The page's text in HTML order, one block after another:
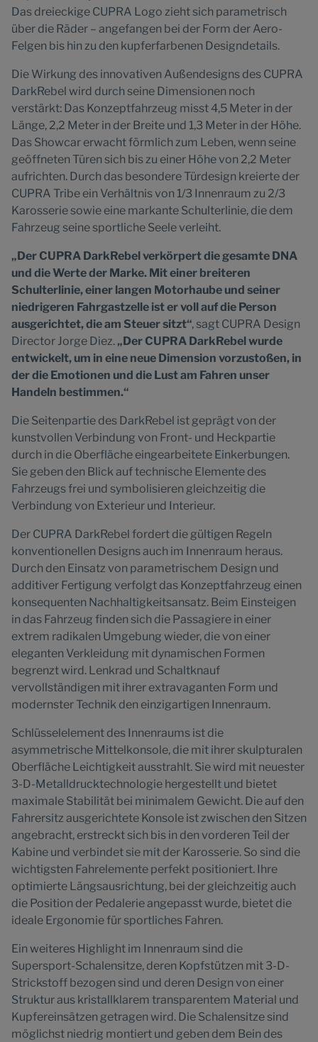
Das dreieckige CUPRA Logo zieht sich parametrisch
über die Räder – angefangen bei der Form der Aero-
Felgen bis hin zu den kupferfarbenen Designdetails.
Die Wirkung des innovativen Außendesigns des CUPRA
DarkRebel wird durch seine Dimensionen noch
verstärkt: Das Konzeptfahrzeug misst 4,5 Meter in der
Länge, 2,2 Meter in der Breite und 1,3 Meter in der Höhe.
Das Showcar erwacht förmlich zum Leben, wenn seine
geöffneten Türen sich bis zu einer Höhe von 2,2 Meter
aufrichten. Durch das besondere Türdesign kreierte der
CUPRA Tribe ein Verhältnis von 1/3 Innenraum zu 2/3
Karosserie sowie eine markante Schulterlinie, die dem
Fahrzeug seine sportliche Seele verleiht.
„Der CUPRA DarkRebel verkörpert die gesamte DNA
und die Werte der Marke. Mit einer breiteren
Schulterlinie, einer langen Motorhaube und seiner
niedrigeren Fahrgastzelle ist er voll auf die Person
ausgerichtet, die am Steuer sitzt“, sagt CUPRA Design
Director Jorge Diez. „Der CUPRA DarkRebel wurde
entwickelt, um in eine neue Dimension vorzustoßen, in
der die Emotionen und die Lust am Fahren unser
Handeln bestimmen.“
Die Seitenpartie des DarkRebel ist geprägt von der
kunstvollen Verbindung von Front- und Heckpartie
durch in die Oberfläche eingearbeitete Einkerbungen.
Sie geben den Blick auf technische Elemente des
Fahrzeugs frei und symbolisieren gleichzeitig die
Verbindung von Exterieur und Interieur.
Der CUPRA DarkRebel fordert die gültigen Regeln
konventionellen Designs auch im Innenraum heraus.
Durch den Einsatz von parametrischem Design und
additiver Fertigung verfolgt das Konzeptfahrzeug einen
konsequenten Nachhaltigkeitsansatz. Beim Einsteigen
in das Fahrzeug finden sich die Passagiere in einer
extrem radikalen Umgebung wieder, die von einer
eleganten Verkleidung mit dynamischen Formen
begrenzt wird. Lenkrad und Schaltknauf
vervollständigen mit ihrer extravaganten Form und
modernster Technik den einzigartigen Innenraum.
Schlüsselelement des Innenraums ist die
asymmetrische Mittelkonsole, die mit ihrer skulpturalen
Oberfläche Leichtigkeit ausstrahlt. Sie wird mit neuester
3-D-Metalldrucktechnologie hergestellt und bietet
maximale Stabilität bei minimalem Gewicht. Die auf den
Fahrersitz ausgerichtete Konsole ist zwischen den Sitzen
angebracht, erstreckt sich bis in den vorderen Teil der
Kabine und verbindet sie mit der Karosserie. So sind die
wichtigsten Fahrelemente perfekt positioniert. Ihre
optimierte Längsausrichtung, bei der gleichzeitig auch
die Position der Pedalerie angepasst wurde, bietet die
ideale Ergonomie für sportliches Fahren.
Ein weiteres Highlight im Innenraum sind die
Supersport-Schalensitze, deren Kopfstützen mit 3-D-
Strickstoff bezogen sind und deren Design von einer
Struktur aus kristallklarem transparentem Material und
Kupfereinsätzen getragen wird. Die Schalensitze sind
möglichst niedrig montiert und geben dem Bein des